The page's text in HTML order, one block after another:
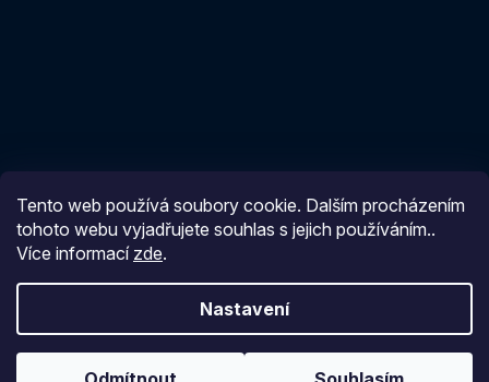
Tento web používá soubory cookie. Dalším procházením
tohoto webu vyjadřujete souhlas s jejich používáním..
Více informací zde.
Nastavení
Vytvořil Shoptet
Copyright 2026Čistírnajímka. Všechna práva vyhrazena.